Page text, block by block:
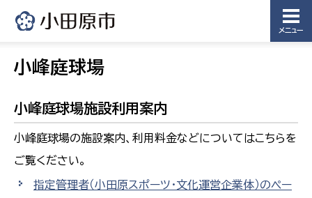
メニュー
小峰庭球場
小峰庭球場施設利用案内
小峰庭球場の施設案内、利用料金などについてはこちらを
ご覧ください。
指定管理者（小田原スポーツ・文化運営企業体）のペー